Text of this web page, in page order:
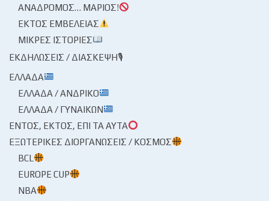
ΑΝΆΔΡΟΜΟΣ… ΜΆΡΙΟΣ!
ΕΚΤΌΣ ΕΜΒΈΛΕΙΑΣ
ΜΙΚΡΈΣ ΙΣΤΟΡΊΕΣ
ΕΚΔΗΛΏΣΕΙΣ / ΔΙΆΣΚΕΨΗ🎙
ΕΛΛΆΔΑ
ΕΛΛΆΔΑ / ΑΝΔΡΙΚΌ
ΕΛΛΆΔΑ / ΓΥΝΑΙΚΏΝ
ΕΝΤΌΣ, ΕΚΤΌΣ, ΕΠΊ ΤΑ ΑΥΤΆ
ΕΞΩΤΕΡΙΚΈΣ ΔΙΟΡΓΑΝΏΣΕΙΣ / ΚΌΣΜΟΣ
BCL
EUROPE CUP
NBA